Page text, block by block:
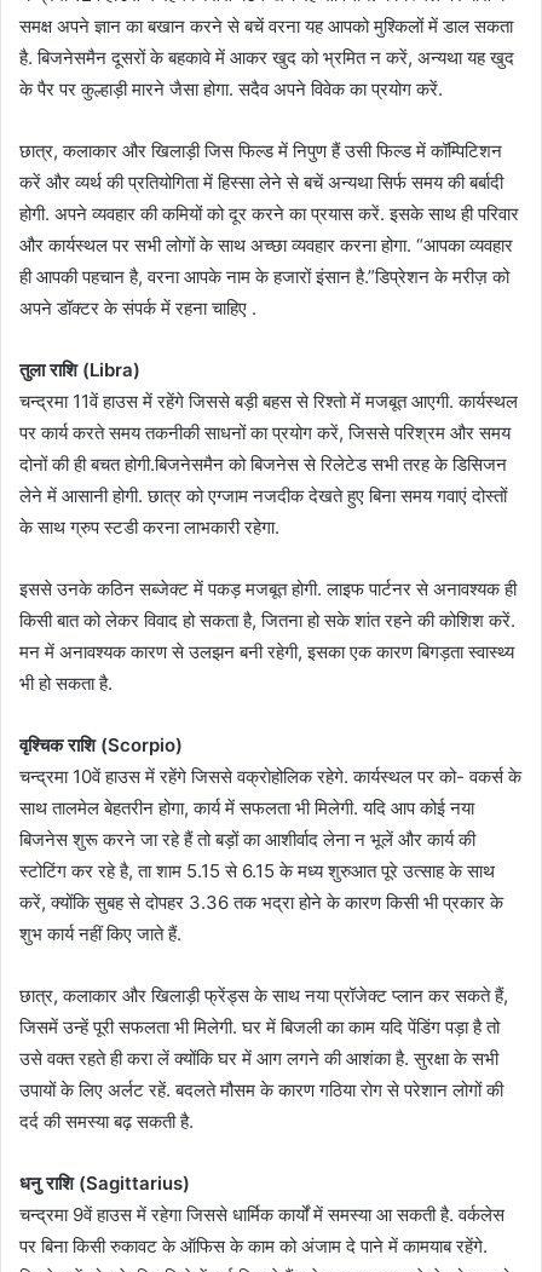
समक्ष अपने ज्ञान का बखान करने से बचें वरना यह आपको मुश्किलों में डाल सकता
है. बिजनेसमैन दूसरों के बहकावे में आकर खुद को भ्रमित न करें, अन्यथा यह खुद
के पैर पर कुल्हाड़ी मारने जैसा होगा. सदैव अपने विवेक का प्रयोग करें.
छात्र, कलाकार और खिलाड़ी जिस फिल्ड में निपुण हैं उसी फिल्ड में कॉम्पिटिशन
करें और व्यर्थ की प्रतियोगिता में हिस्सा लेने से बचें अन्यथा सिर्फ समय की बर्बादी
होगी. अपने व्यवहार की कमियों को दूर करने का प्रयास करें. इसके साथ ही परिवार
और कार्यस्थल पर सभी लोगों के साथ अच्छा व्यवहार करना होगा. “आपका व्यवहार
ही आपकी पहचान है, वरना आपके नाम के हजारों इंसान है.”डिप्रेशन के मरीज़ को
अपने डॉक्टर के संपर्क में रहना चाहिए .
तुला राशि (Libra)
चन्द्रमा 11वें हाउस में रहेंगे जिससे बड़ी बहस से रिश्तो में मजबूत आएगी. कार्यस्थल
पर कार्य करते समय तकनीकी साधनों का प्रयोग करें, जिससे परिश्रम और समय
दोनों की ही बचत होगी.बिजनेसमैन को बिजनेस से रिलेटेड सभी तरह के डिसिजन
लेने में आसानी होगी. छात्र को एग्जाम नजदीक देखते हुए बिना समय गवाएं दोस्तों
के साथ ग्रुप स्टडी करना लाभकारी रहेगा.
इससे उनके कठिन सब्जेक्ट में पकड़ मजबूत होगी. लाइफ पार्टनर से अनावश्यक ही
किसी बात को लेकर विवाद हो सकता है, जितना हो सके शांत रहने की कोशिश करें.
मन में अनावश्यक कारण से उलझन बनी रहेगी, इसका एक कारण बिगड़ता स्वास्थ्य
भी हो सकता है.
वृश्चिक राशि (Scorpio)
चन्द्रमा 10वें हाउस में रहेंगे जिससे वक्रोहोलिक रहेगे. कार्यस्थल पर को- वकर्स के
साथ तालमेल बेहतरीन होगा, कार्य में सफलता भी मिलेगी. यदि आप कोई नया
बिजनेस शुरू करने जा रहे हैं तो बड़ों का आशीर्वाद लेना न भूलें और कार्य की
स्टोटिंग कर रहे है, ता शाम 5.15 से 6.15 के मध्य शुरुआत पूरे उत्साह के साथ
करें, क्योंकि सुबह से दोपहर 3.36 तक भद्रा होने के कारण किसी भी प्रकार के
शुभ कार्य नहीं किए जाते हैं.
छात्र, कलाकार और खिलाड़ी फ्रेंड्स के साथ नया प्रॉजेक्ट प्लान कर सकते हैं,
जिसमें उन्हें पूरी सफलता भी मिलेगी. घर में बिजली का काम यदि पेंडिंग पड़ा है तो
उसे वक्त रहते ही करा लें क्योंकि घर में आग लगने की आशंका है. सुरक्षा के सभी
उपायों के लिए अर्लट रहें. बदलते मौसम के कारण गठिया रोग से परेशान लोगों की
दर्द की समस्या बढ़ सकती है.
धनु राशि (Sagittarius)
चन्द्रमा 9वें हाउस में रहेगा जिससे धार्मिक कार्यों में समस्या आ सकती है. वर्कलेस
पर बिना किसी रुकावट के ऑफिस के काम को अंजाम दे पाने में कामयाब रहेंगे.